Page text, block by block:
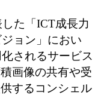
た「ICT成長力
ョン」におい
されるサービス
画像の共有や受
するコンシェル